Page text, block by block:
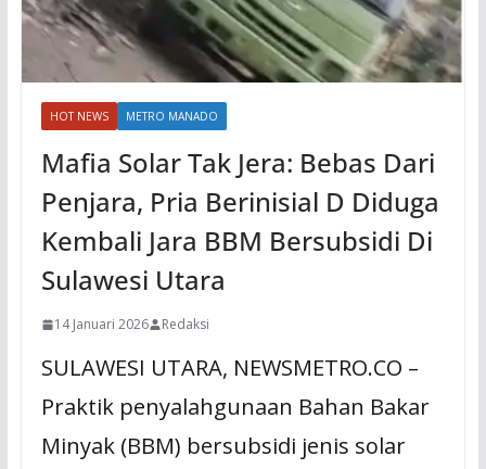
HOT NEWS METRO MANADO
Mafia Solar Tak Jera: Bebas Dari
Penjara, Pria Berinisial D Diduga
Kembali Jara BBM Bersubsidi Di
Sulawesi Utara
14 Januari 2026 Redaksi
SULAWESI UTARA, NEWSMETRO.CO –
Praktik penyalahgunaan Bahan Bakar
Minyak (BBM) bersubsidi jenis solar